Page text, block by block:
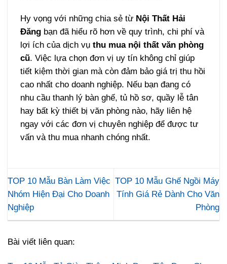
Hy vọng với những chia sẻ từ Nội Thất Hải
Đăng bạn đã hiểu rõ hơn về quy trình, chi phí và
lợi ích của dịch vụthu mua nội thất văn phòng
cũ. Việc lựa chọn đơn vị uy tín không chỉ giúp
tiết kiệm thời gian mà còn đảm bảo giá trị thu hồi
cao nhất cho doanh nghiệp. Nếu bạn đang có
nhu cầu thanh lý bàn ghế, tủ hồ sơ, quầy lễ tân
hay bất kỳ thiết bị văn phòng nào, hãy liên hệ
ngay với các đơn vị chuyên nghiệp để được tư
vấn và thu mua nhanh chóng nhất.
TOP 10 Mẫu Bàn Làm Việc
Nhóm Hiện Đại Cho Doanh
Nghiệp
TOP 10 Mẫu Ghế Ngồi Máy
Tính Giá Rẻ Dành Cho Văn
Phòng
Bài viết liên quan: